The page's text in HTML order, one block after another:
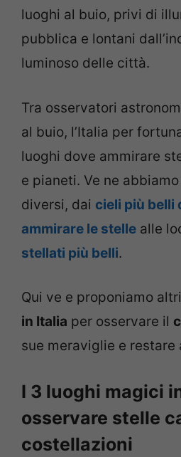
luoghi al buio, privi di
pubblica e lontani
luminoso delle città.
Tra osservatori
al buio, l’Italia per
luoghi dove ammirare
e pianeti. Ve ne
diversi, dai cieli più belli
ammirare le stelle alle
stellati più belli.
Qui ve e proponiamo
in Italia per osservare il
sue meraviglie e restare
I 3 luoghi magici
osservare stelle
costellazioni